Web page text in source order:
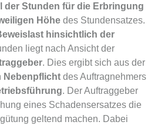
der Stunden für die Erbringung
Höhe des Stundensatzes.
hinsichtlich der
liegt nach Ansicht der
. Dies ergibt sich aus der
Nebenpflicht des Auftragnehmers
. Der Auftraggeber
eines Schadensersatzes die
geltend machen. Dabei